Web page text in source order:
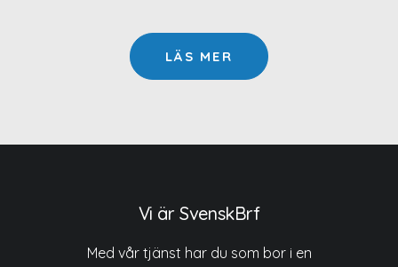
LÄS MER
Vi är SvenskBrf
Med vår tjänst har du som bor i en